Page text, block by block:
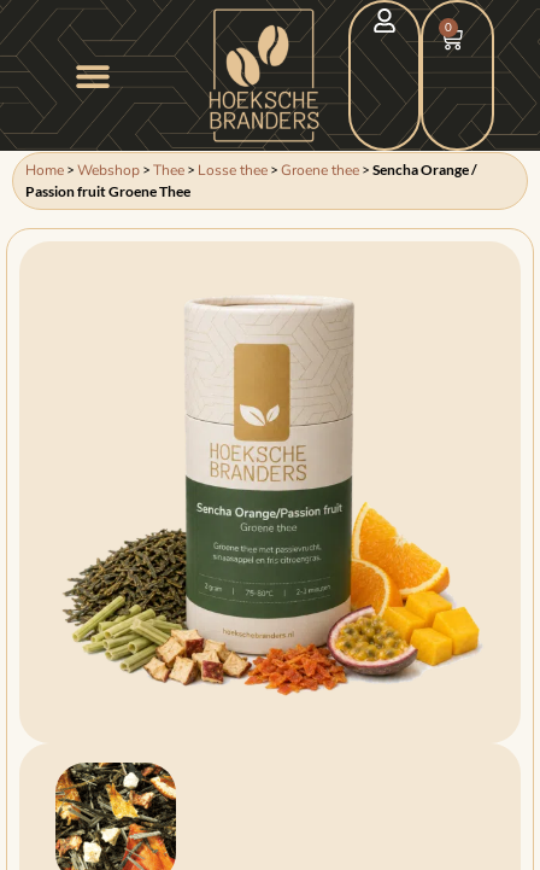
0
Home > Webshop > Thee > Losse thee > Groene thee > Sencha Orange /
Passion fruit Groene Thee